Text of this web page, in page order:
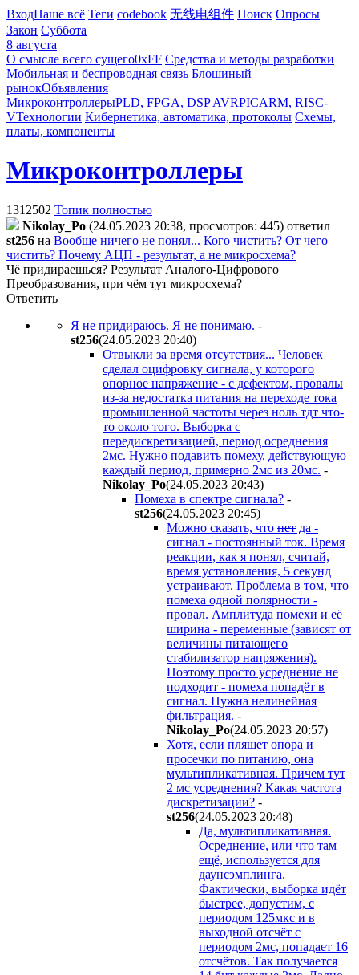
ВходНаше всё Теги codebook 无线电组件 Поиск Опросы
Закон Суббота
8 августа
О смысле всего сущего0xFF Средства и методы разработки
Мобильная и беспроводная связь Блошиный
рынокОбъявления
МикроконтроллерыPLD, FPGA, DSP AVRPICARM, RISC-
VТехнологии Кибернетика, автоматика, протоколы Схемы,
платы, компоненты
Микроконтроллеры
1312502 Топик полностью
Nikolay_Po (24.05.2023 20:38, просмотров: 445) ответил
st256 на Вообще ничего не понял... Кого чистить? От чего
чистить? Почему АЦП - результат, а не микросхема?
Чё придираешься? Результат Аналого-Цифрового
Преобразования, при чём тут микросхема?
Ответить
Я не придираюсь. Я не понимаю. -
st256(24.05.2023 20:40)
Отвыкли за время отсутствия... Человек
сделал оцифровку сигнала, у которого
опорное напряжение - с дефектом, провалы
из-за недостатка питания на переходе тока
промышленной частоты через ноль тдт что-
то около того. Выборка с
передискретизацией, период осреднения
2мс. Нужно подавить помеху, действующую
каждый период, примерно 2мс из 20мс. -
Nikolay_Po(24.05.2023 20:43)
Помеха в спектре сигнала? -
st256(24.05.2023 20:45)
Можно сказать, что нет да -
сигнал - постоянный ток. Время
реакции, как я понял, считай,
время установления, 5 секунд
устраивают. Проблема в том, что
помеха одной полярности -
провал. Амплитуда помехи и её
ширина - переменные (зависят от
величины питающего
стабилизатор напряжения).
Поэтому просто усреднение не
подходит - помеха попадёт в
сигнал. Нужна нелинейная
фильтрация. -
Nikolay_Po(24.05.2023 20:57)
Хотя, если пляшет опора и
просечки по питанию, она
мультипликативная. Причем тут
2 мс усреднения? Какая частота
дискретизации? -
st256(24.05.2023 20:48)
Да, мультипликативная.
Осреднение, или что там
ещё, используется для
даунсэмплинга.
Фактически, выборка идёт
быстрее, допустим, с
периодом 125мкс и в
выходной отсчёт с
периодом 2мс, попадает 16
отсчётов. Так получается